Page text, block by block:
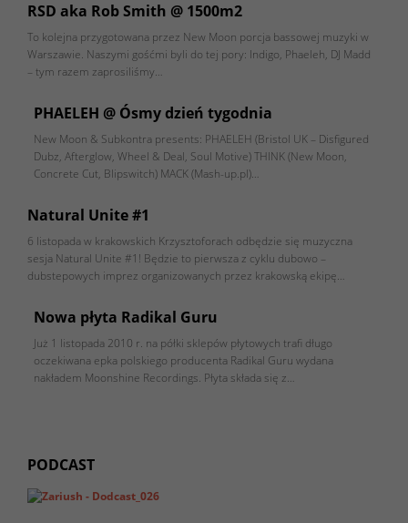
RSD aka Rob Smith @ 1500m2
To kolejna przygotowana przez New Moon porcja bassowej muzyki w
Warszawie. Naszymi gośćmi byli do tej pory: Indigo, Phaeleh, DJ Madd
– tym razem zaprosiliśmy…
PHAELEH @ Ósmy dzień tygodnia
New Moon & Subkontra presents: PHAELEH (Bristol UK – Disfigured
Dubz, Afterglow, Wheel & Deal, Soul Motive) THINK (New Moon,
Concrete Cut, Blipswitch) MACK (Mash-up.pl)…
Natural Unite #1
6 listopada w krakowskich Krzysztoforach odbędzie się muzyczna
sesja Natural Unite #1! Będzie to pierwsza z cyklu dubowo –
dubstepowych imprez organizowanych przez krakowską ekipę…
Nowa płyta Radikal Guru
Już 1 listopada 2010 r. na półki sklepów płytowych trafi długo
oczekiwana epka polskiego producenta Radikal Guru wydana
nakładem Moonshine Recordings. Płyta składa się z…
PODCAST